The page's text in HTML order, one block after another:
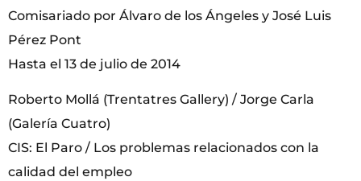
Comisariado por Álvaro de los Ángeles y José Luis
Pérez Pont
Hasta el 13 de julio de 2014
Roberto Mollá (Trentatres Gallery) / Jorge Carla
(Galería Cuatro)
CIS: El Paro / Los problemas relacionados con la
calidad del empleo